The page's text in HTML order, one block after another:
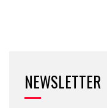
NEWSLETTER